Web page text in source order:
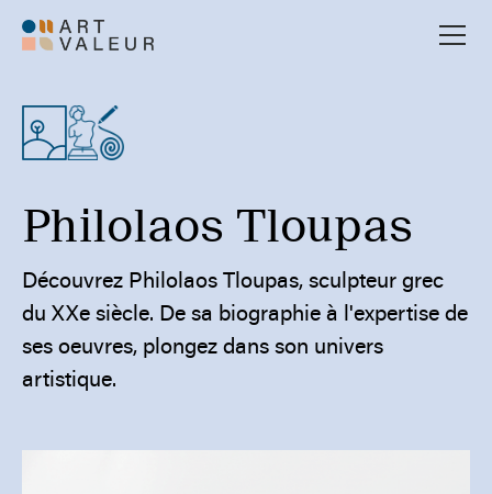
Philolaos Tloupas
Découvrez Philolaos Tloupas, sculpteur grec
du XXe siècle. De sa biographie à l'expertise de
ses oeuvres, plongez dans son univers
artistique.